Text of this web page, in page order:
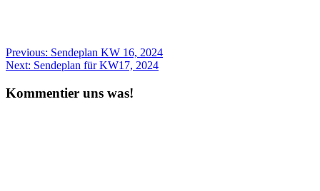
Beitragsnavigation
Previous: Sendeplan KW 16, 2024
Next: Sendeplan für KW17, 2024
Kommentier uns was!